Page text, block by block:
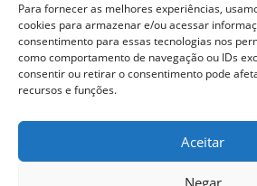
Para fornecer as melhores experiências,
cookies para armazenar e/ou acessar
consentimento para essas tecnologias nos
como comportamento de navegação ou IDs
consentir ou retirar o consentimento pode
recursos e funções.
Aceitar
Negar
Rua Manuel de Macedo, 64 - São
290